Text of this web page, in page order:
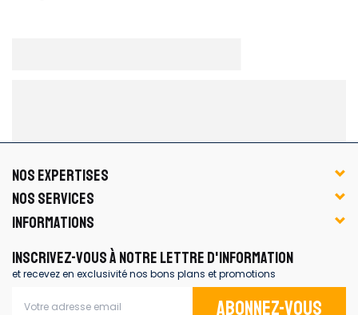
NOS EXPERTISES
NOS SERVICES
INFORMATIONS
INSCRIVEZ-VOUS À NOTRE LETTRE D'INFORMATION
et recevez en exclusivité nos bons plans et promotions
Abonnez-vous